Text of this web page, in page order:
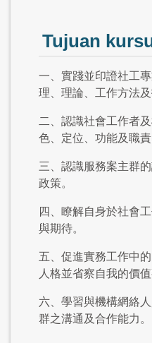
Tujuan
一、實踐並印證社工
理、理論、工作方法及
二、認識社會工作者
色、定位、功能及職責
三、認識服務案主群
政策。
四、瞭解自身於社會
與期待。
五、促進實務工作中
人格並省察自我的價值
六、學習與機構網絡
群之溝通及合作能力。